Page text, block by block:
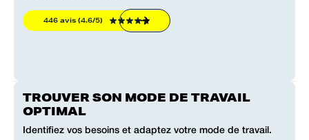
446 avis (4.6/5)
TROUVER SON MODE DE TRAVAIL
OPTIMAL
Identifiez vos besoins et adaptez votre mode de travail.